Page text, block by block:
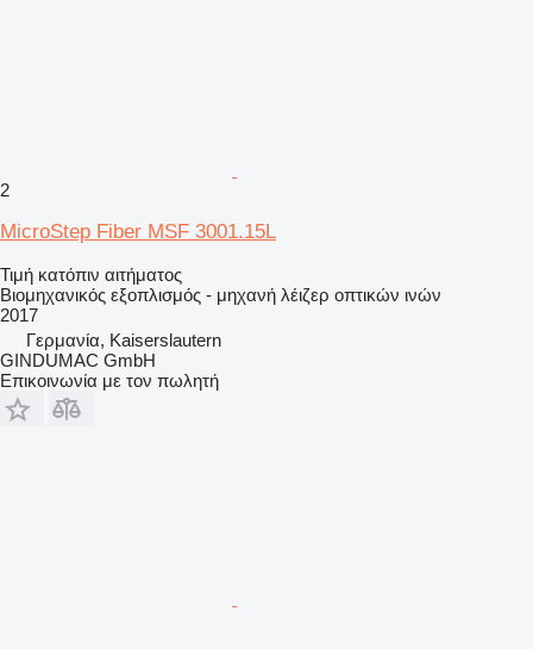
2
MicroStep Fiber MSF 3001.15L
Τιμή κατόπιν αιτήματος
Βιομηχανικός εξοπλισμός - μηχανή λέιζερ οπτικών ινών
2017
Γερμανία, Kaiserslautern
GINDUMAC GmbH
Επικοινωνία με τον πωλητή